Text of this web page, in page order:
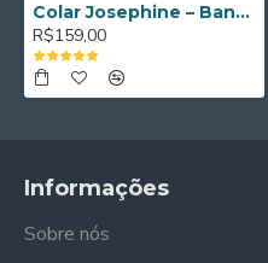
Colar Josephine – Banhado a ouro de 18K
R$159,00
Informações
Sobre nós